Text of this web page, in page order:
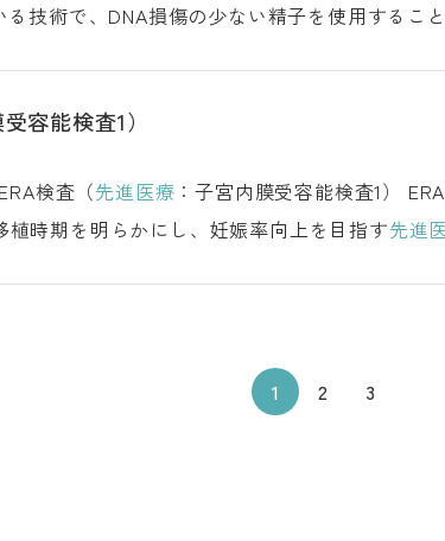
技術で、DNA損傷の少ない精子を使用するこ
容能検査1）
Endometrial Receptivity Analysis ERA検査（先進医療 ：子宮内膜受容能検査1） ERA検査は子宮内膜の遺伝子発現を解析し、着床の窓
植時期を明らかにし、妊娠率向上を目指す先進
1 2 3